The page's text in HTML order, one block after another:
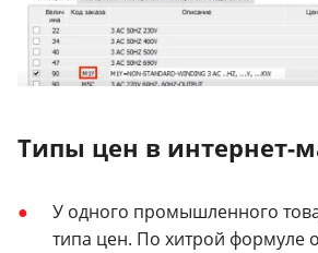
Типы цен в интернет-
У одного промышленного
типа цен. По хитрой формуле